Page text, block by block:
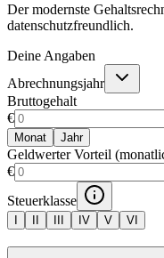
Der modernste
datenschutzfreundlich.
Deine Angaben
Abrechnungsjahr
Bruttogehalt
€
Monat Jahr
Geldwerter Vorteil
€
Steuerklasse
IV V VI